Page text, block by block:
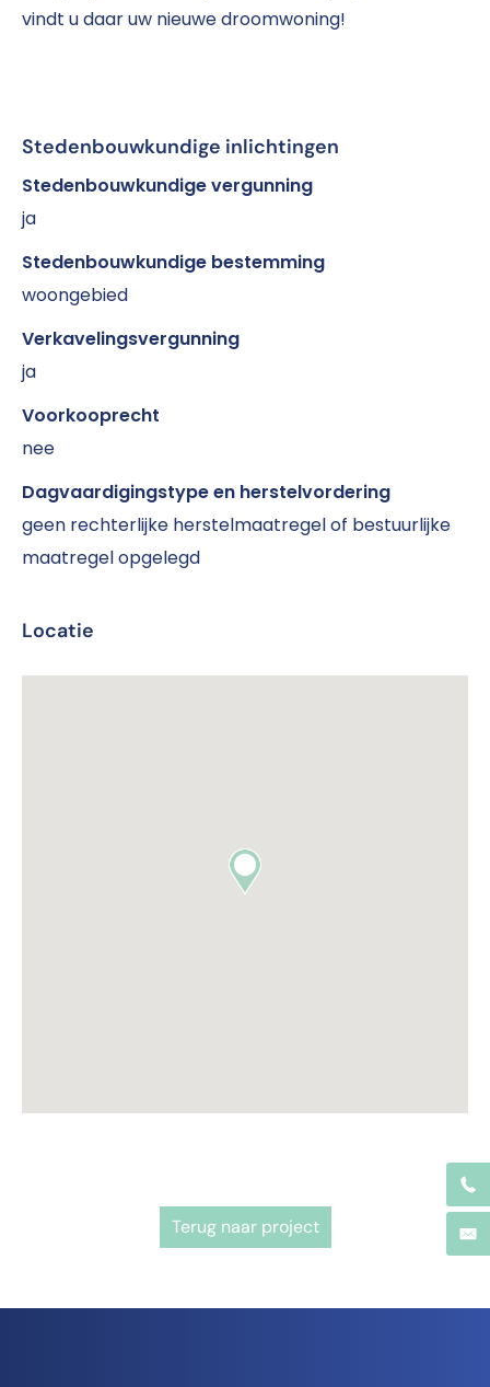
vindt u daar uw nieuwe droomwoning!
Stedenbouwkundige inlichtingen
Stedenbouwkundige vergunning
ja
Stedenbouwkundige bestemming
woongebied
Verkavelingsvergunning
ja
Voorkooprecht
nee
Dagvaardigingstype en herstelvordering
geen rechterlijke herstelmaatregel of bestuurlijke
maatregel opgelegd
Locatie
Terug naar project